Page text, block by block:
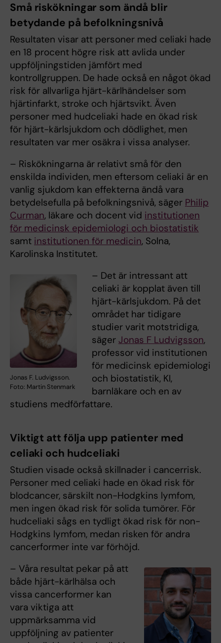
Små riskökningar som ändå blir
betydande på befolkningsnivå
Resultaten visar att personer med celiaki hade
en 18 procent högre risk att avlida under
uppföljningstiden jämfört med
kontrollgruppen. De hade också en något ökad
risk för allvarliga hjärt-kärlhändelser som
hjärtinfarkt, stroke och hjärtsvikt. Även
personer med hudceliaki hade en ökad risk
för hjärt-kärlsjukdom och dödlighet, men
resultaten var mer osäkra i vissa analyser.
– Riskökningarna är relativt små för den
enskilda individen, men eftersom celiaki är en
vanlig sjukdom kan effekterna ändå vara
betydelsefulla på befolkningsnivå, säger Philip
Curman, läkare och docent vid institutionen
för medicinsk epidemiologi och biostatistik
samt institutionen för medicin, Solna,
Karolinska Institutet.
Jonas F. Ludvigsson.
Foto: Martin Stenmark
– Det är intressant att
celiaki är kopplat även till
hjärt-kärlsjukdom. På det
området har tidigare
studier varit motstridiga,
säger Jonas F Ludvigsson,
professor vid institutionen
för medicinsk epidemiologi
och biostatistik, KI,
barnläkare och en av
studiens medförfattare.
Viktigt att följa upp patienter med
celiaki och hudceliaki
Studien visade också skillnader i cancerrisk.
Personer med celiaki hade en ökad risk för
blodcancer, särskilt non-Hodgkins lymfom,
men ingen ökad risk för solida tumörer. För
hudceliaki sågs en tydligt ökad risk för non-
Hodgkins lymfom, medan risken för andra
cancerformer inte var förhöjd.
– Våra resultat pekar på att
både hjärt-kärlhälsa och
vissa cancerformer kan
vara viktiga att
uppmärksamma vid
uppföljning av patienter